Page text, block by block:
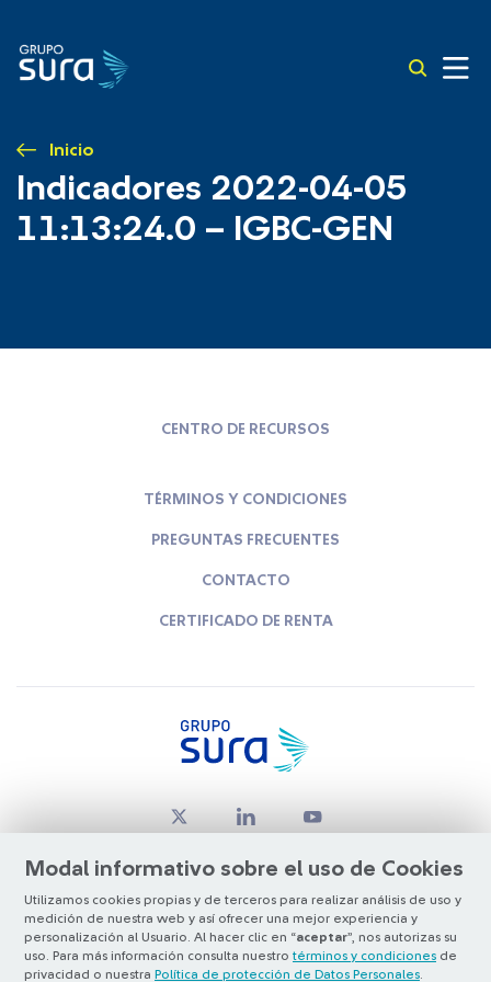
Inicio
Indicadores 2022-04-05
11:13:24.0 – IGBC-GEN
Modal informativo sobre el uso de Cookies
Utilizamos cookies propias y de terceros para realizar análisis de uso y
medición de nuestra web y así ofrecer una mejor experiencia y
personalización al Usuario. Al hacer clic en “aceptar”, nos autorizas su
uso. Para más información consulta nuestro términos y condiciones de
privacidad o nuestra Política de protección de Datos Personales
CENTRO DE RECURSOS
TÉRMINOS Y CONDICIONES
PREGUNTAS FRECUENTES
CONTACTO
CERTIFICADO DE RENTA
© Copyright Grupo SURA 2026